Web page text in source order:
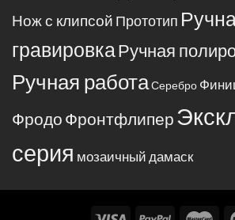
Нож с клипсой Прототип
гравировкаРучная
Ручная работаСеребро
Фродо Фронтфлипер
серия мозаичный дамаск